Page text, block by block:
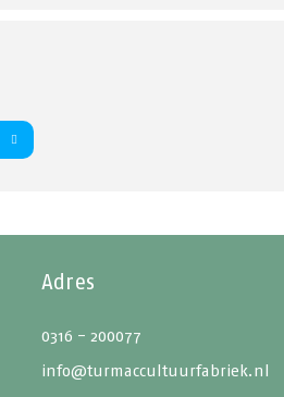
Adres
0316 - 200077
info@turmaccultuurfabriek.nl